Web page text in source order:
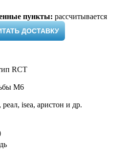
пункты: рассчитывается
ДОСТАВКУ
RCT
М6
isea, аристон и др.